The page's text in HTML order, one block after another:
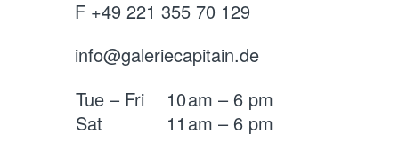
F +49 221 355 70 129
info@galeriecapitain.de
Tue – Fri
10am – 6 pm
Sat
11 am – 6 pm